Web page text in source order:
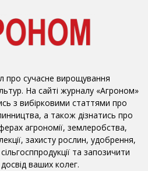
про сучасне вирощування
На сайті журналу «Агроном»
з вибірковими статтями про
а також дізнатись про
агрономії, землеробства,
захисту рослин, удобрення,
та запозичити
ваших колег.